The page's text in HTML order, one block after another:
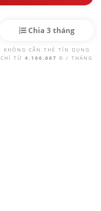
Chia 3 tháng
KHÔNG CẦN THẺ TÍN DỤNG
CHỈ TỪ 4.166.667 Đ / THÁNG